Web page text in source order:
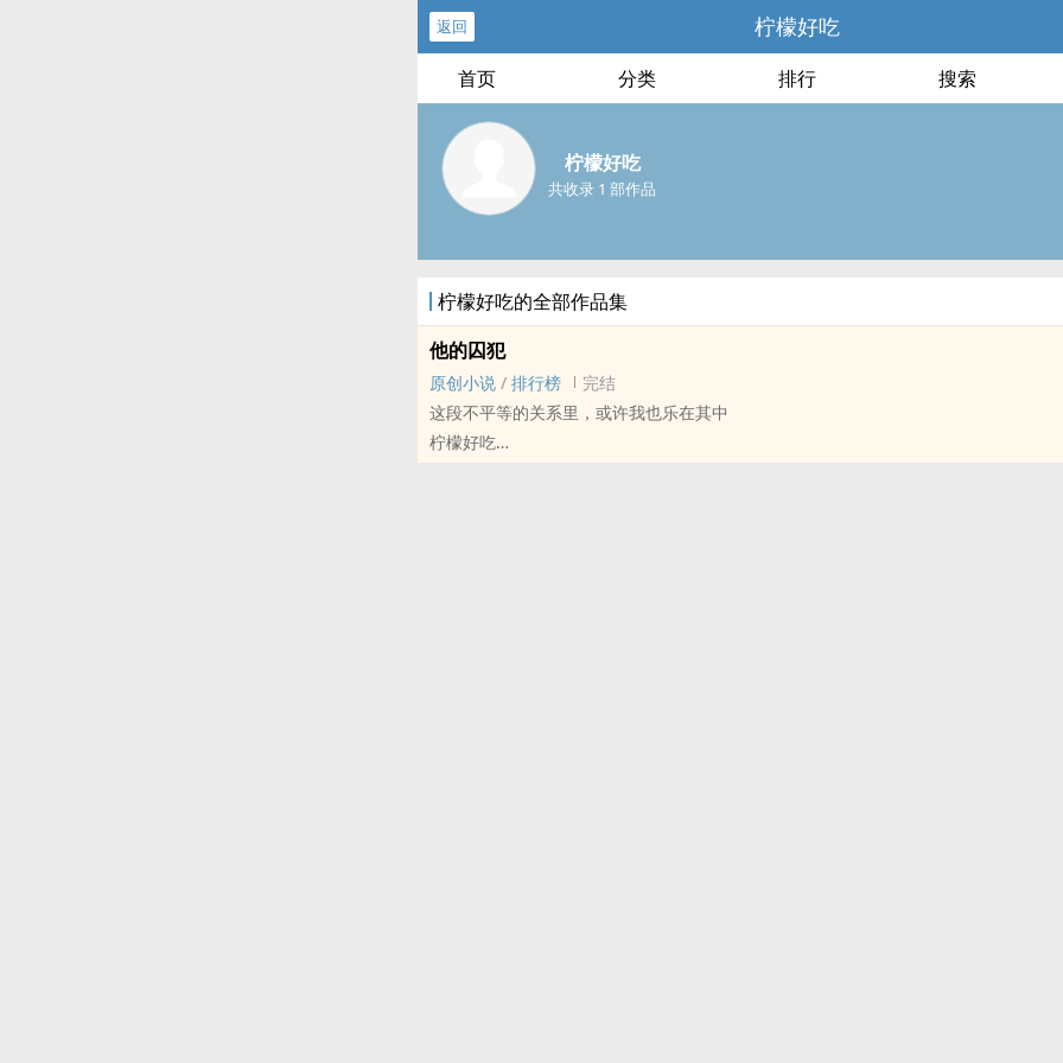
返回 柠檬好吃
首页 分类 排行 搜索
柠檬好吃
共收录 1 部作品
柠檬好吃的全部作品集
他的囚犯
原创小说 / 排行榜
完结
这段不平等的关系里，或许我也乐在其中
柠檬好吃